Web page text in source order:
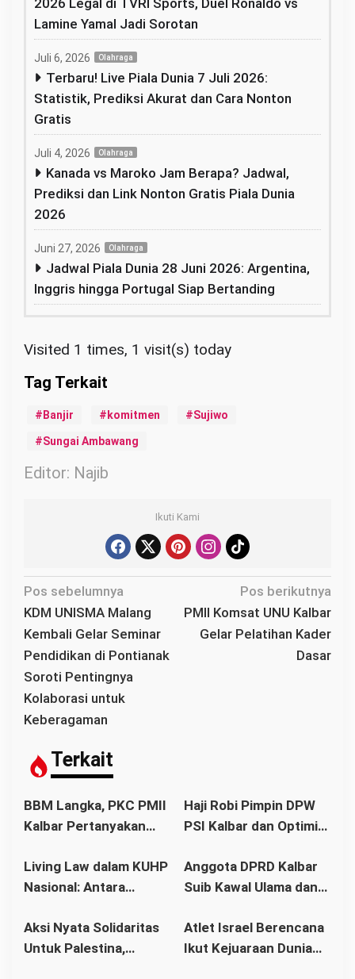
Lamine Yamal Jadi Sorotan
Juli 6, 2026 Olahraga
Terbaru! Live Piala Dunia 7 Juli 2026:
Statistik, Prediksi Akurat dan Cara Nonton
Gratis
Juli 4, 2026 Olahraga
Kanada vs Maroko Jam Berapa? Jadwal,
Prediksi dan Link Nonton Gratis Piala Dunia
2026
Juni 27, 2026 Olahraga
Jadwal Piala Dunia 28 Juni 2026: Argentina,
Inggris hingga Portugal Siap Bertanding
Visited 1 times, 1 visit(s) today
Banjir komitmen Sujiwo
Sungai Ambawang
Editor: Najib
Ikuti Kami
N
a
v
i
g
a
s
p
o
s
Pos sebelumnya
KDM UNISMA Malang
Kembali Gelar Seminar
Pendidikan di Pontianak
Soroti Pentingnya
Kolaborasi untuk
Keberagaman
Pos berikutnya
PMII Komsat UNU Kalbar
Gelar Pelatihan Kader
Dasar
Terkait
BBM Langka, PKC PMII
Kalbar Pertanyakan
Terkait Stok BBM
Aman
Haji Robi Pimpin DPW
PSI Kalbar dan Optimis
Living Law dalam KUHP
Nasional: Antara
Legalitas
Anggota DPRD Kalbar
Suib Kawal Ulama dan
Aksi Nyata Solidaritas
Untuk Palestina,
Atlet Israel Berencana
Ikut Kejuaraan Dunia